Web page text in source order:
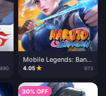
890
Mobile Legends: Bang
Bang
4.05★ 973
30% OFF